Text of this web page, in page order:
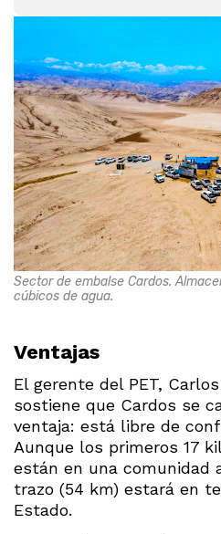
Sector de embalse Cardos.
cúbicos de agua.
Ventajas
El gerente del PET,
sostiene que Cardos se
ventaja: está libre de
Aunque los primeros 17
están en una comunidad
trazo (54 km) estará en
Estado.